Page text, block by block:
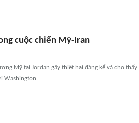
cuộc chiến Mỹ-Iran
Mỹ tại Jordan gây thiệt hại đáng kể và cho thấy
Washington.